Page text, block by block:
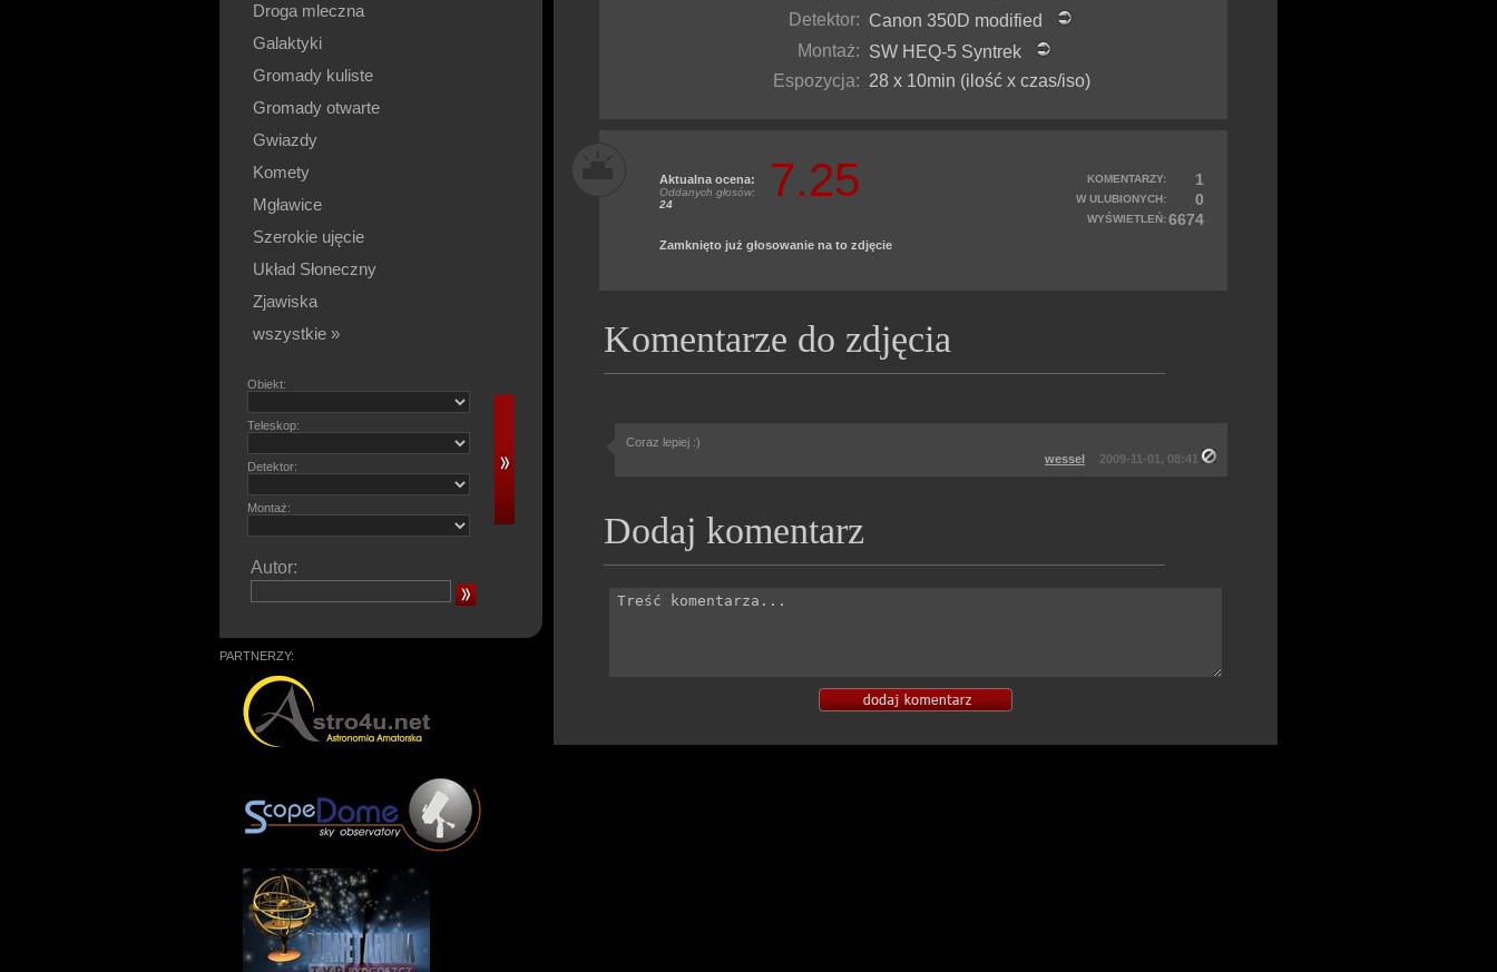
Droga mleczna
Galaktyki
Gromady kuliste
Gromady otwarte
Gwiazdy
Komety
Mgławice
Szerokie ujęcie
Układ Słoneczny
Zjawiska
wszystkie »
Obiekt:
Teleskop:
Detektor:
Montaż:
Autor:
PARTNERZY:
Detektor: Canon 350D modified
Montaż: SW HEQ-5 Syntrek
Espozycja: 28 x 10min (ilość x czas/iso)
7.25
Aktualna ocena:
Oddanych głosów:
24
Zamknięto już głosowanie na to zdjęcie
KOMENTARZY: 1
W ULUBIONYCH: 0
WYŚWIETLEŃ:6674
Komentarze do zdjęcia
Coraz lepiej :)
wessel
2009-11-01, 08:41
Dodaj komentarz